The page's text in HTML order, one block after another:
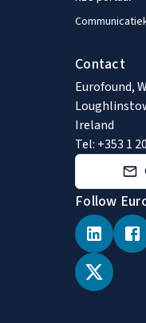
Contact
Eurofound,
Ireland
Tel: +353 1
Follow